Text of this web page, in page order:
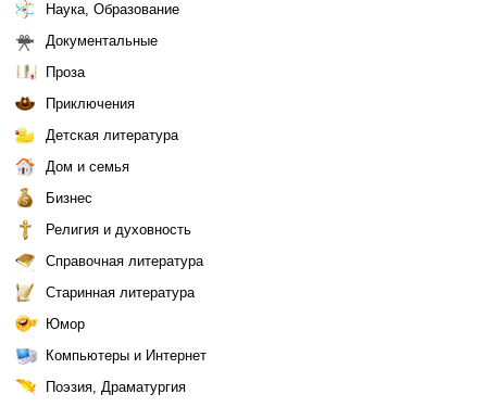
Наука, Образование
Документальные
Проза
Приключения
Детская литература
Дом и семья
Бизнес
Религия и духовность
Справочная литература
Старинная литература
Юмор
Компьютеры и Интернет
Поэзия, Драматургия